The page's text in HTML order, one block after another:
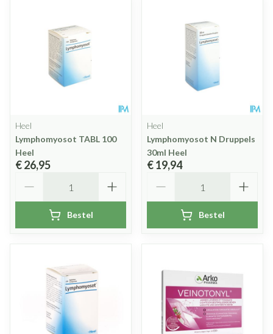
Heel
Lymphomyosot TABL 100
Heel
€ 26,95
Bestel
Heel
Lymphomyosot N Druppels
30ml Heel
€ 19,94
Bestel